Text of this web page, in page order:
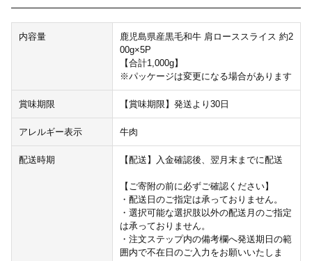
内容量
鹿児島県産黒毛和牛 肩ローススライス 約2
00g×5P
【合計1,000g】
※パッケージは変更になる場合があります
賞味期限 【賞味期限】発送より30日
アレルギー表示 牛肉
配送時期 【配送】入金確認後、翌月末までに配送
【ご寄附の前に必ずご確認ください】
・配送日のご指定は承っておりません。
・選択可能な選択肢以外の配送月のご指定
は承っておりません。
・注文ステップ内の備考欄へ発送期日の範
囲内で不在日のご入力をお願いいたしま